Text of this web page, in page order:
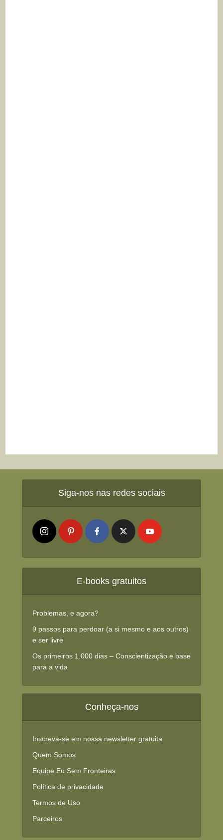
Siga-nos nas redes sociais
E-books gratuitos
Problemas, e agora?
9 passos para perdoar (a si mesmo e aos outros)
e ser livre
Os primeiros 1.000 dias – Conscientização e base
para a vida
Conheça-nos
Inscreva-se em nossa newsletter gratuita
Quem Somos
Equipe Eu Sem Fronteiras
Política de privacidade
Termos de Uso
Parceiros